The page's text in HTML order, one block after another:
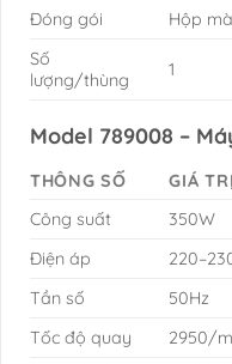
Đóng gói
Hộp
Số
lượng/thùng
1
Model 789008 –
THÔNG SỐ
GIÁ TRỊ
Công suất
350W
Điện áp
Tần số
50Hz
Tốc độ quay
2950/